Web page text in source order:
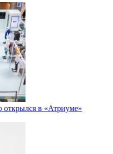
открылся в «Атриуме»